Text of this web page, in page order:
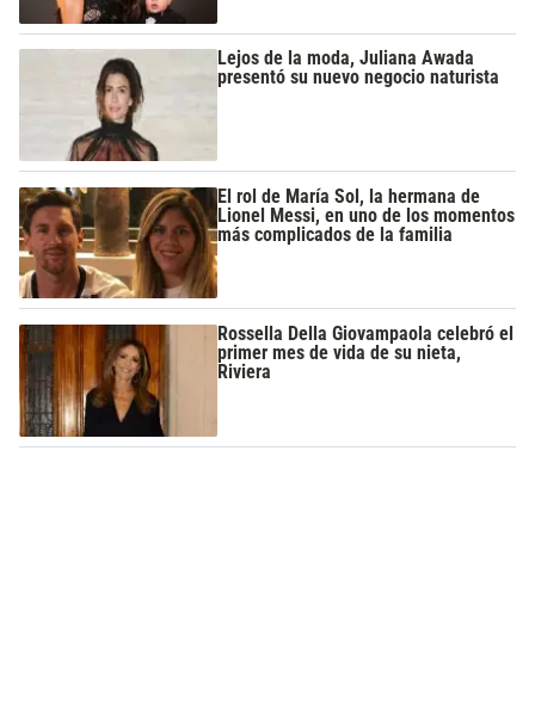
Lejos de la moda, Juliana Awada
presentó su nuevo negocio naturista
El rol de María Sol, la hermana de
Lionel Messi, en uno de los momentos
más complicados de la familia
Rossella Della Giovampaola celebró el
primer mes de vida de su nieta,
Riviera